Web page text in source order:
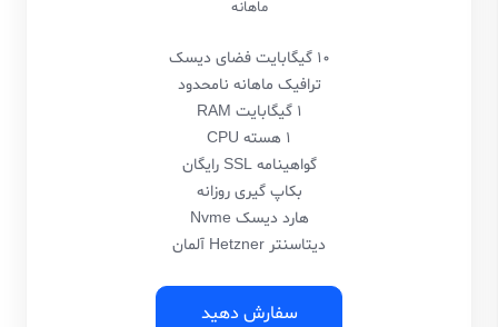
ماهانه
10 گیگابایت فضای دیسک
ترافیک ماهانه نامحدود
1 گیگابایت RAM
1 هسته CPU
گواهینامه SSL رایگان
بکاپ گیری روزانه
هارد دیسک Nvme
دیتاسنتر Hetzner آلمان
سفارش دهید